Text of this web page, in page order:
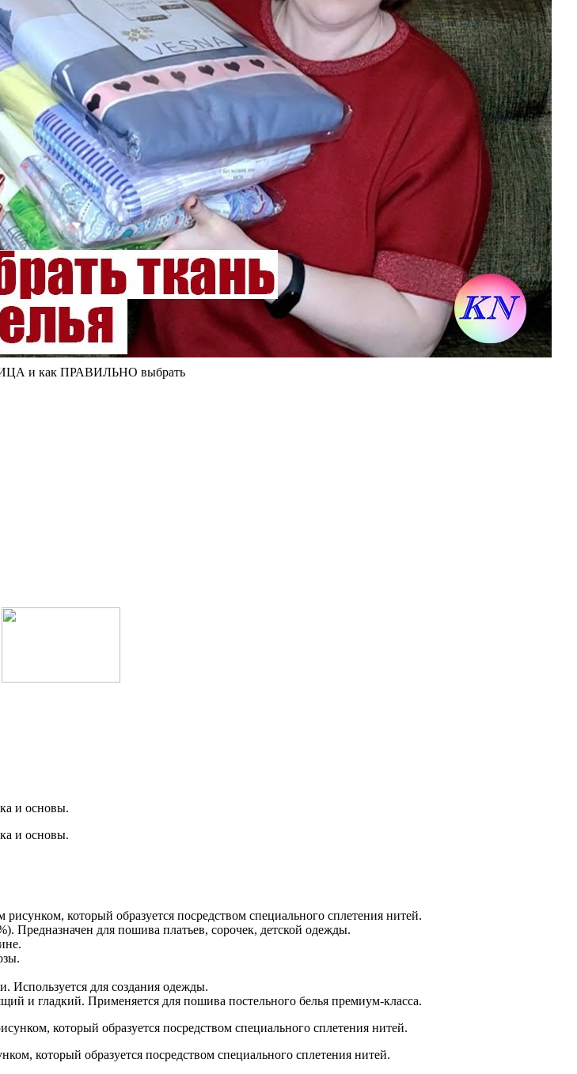
и как ПРАВИЛЬНО выбрать
и основы.
и основы.
который образуется посредством специального сплетения нитей.
Предназначен для пошива платьев, сорочек, детской одежды.
Используется для создания одежды.
и гладкий. Применяется для пошива постельного белья премиум-класса.
который образуется посредством специального сплетения нитей.
который образуется посредством специального сплетения нитей.